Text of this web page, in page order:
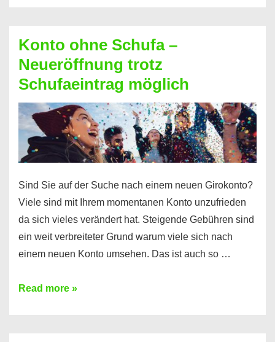
Sie
einen
Kredit
ohne
Einkommensnachweis
Konto ohne Schufa –
Neueröffnung trotz
Schufaeintrag möglich
Sind Sie auf der Suche nach einem neuen Girokonto?
Viele sind mit Ihrem momentanen Konto unzufrieden
da sich vieles verändert hat. Steigende Gebühren sind
ein weit verbreiteter Grund warum viele sich nach
einem neuen Konto umsehen. Das ist auch so …
Konto
Read more »